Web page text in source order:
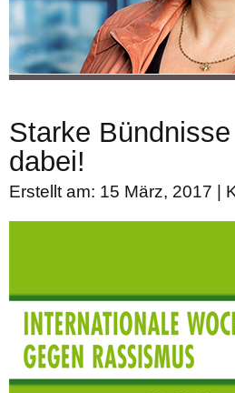
Starke
dabei!
Erstellt am: 15 März, 2017 |